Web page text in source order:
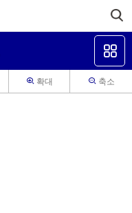
확대 축소